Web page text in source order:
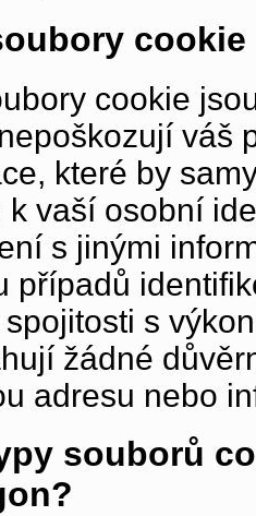
cookie
cookie
váš
které by
k vaší osobní
s jinými
případů
s
žádné
adresu nebo
souborů